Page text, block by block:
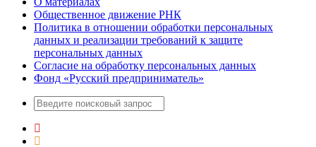
Общественное движение РНК
Политика в отношении обработки персональных
данных и реализации требований к защите
персональных данных
Согласие на обработку персональных данных
Фонд «Русский предприниматель»